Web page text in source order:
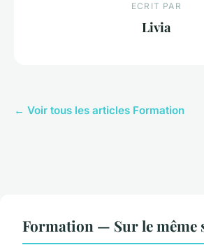
ECRIT PAR
Livia
← Voir tous les articles Formation
Formation — Sur le même